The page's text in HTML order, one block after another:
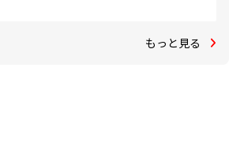
もっと見る